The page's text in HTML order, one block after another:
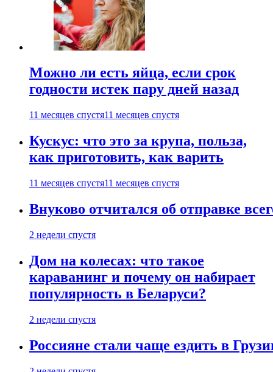
Можно ли есть яйца, если срок
годности истек пару дней назад
11 месяцев спустя11 месяцев спустя
Кускус: что это за крупа, польза,
как приготовить, как варить
11 месяцев спустя11 месяцев спустя
Внуково отчитался об отправке
2 недели спустя
Дом на колесах: что такое
караванинг и почему он набирает
популярность в Беларуси?
2 недели спустя
Россияне стали чаще ездить в